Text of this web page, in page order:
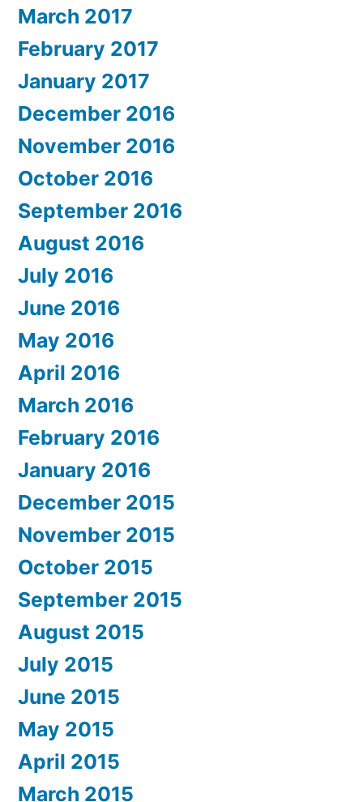
March 2017
February 2017
January 2017
December 2016
November 2016
October 2016
September 2016
August 2016
July 2016
June 2016
May 2016
April 2016
March 2016
February 2016
January 2016
December 2015
November 2015
October 2015
September 2015
August 2015
July 2015
June 2015
May 2015
April 2015
March 2015